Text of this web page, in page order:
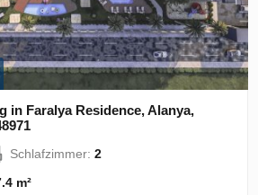
in Faralya Residence, Alanya,
Schlafzimmer:2
m²